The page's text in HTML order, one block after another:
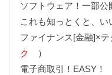
ソフトウェア！一部
これも知っとくと、い
ファイナンス[金融]×
ク
）
電子商取引！EASY！